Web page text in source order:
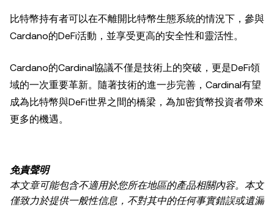
比特幣持有者可以在不離開比特幣生態系統的情況下，參與
Cardano的DeFi活動，並享受更高的安全性和靈活性。
Cardano的Cardinal協議不僅是技術上的突破，更是DeFi領
域的一次重要革新。隨著技術的進一步完善，Cardinal有望
成為比特幣與DeFi世界之間的橋梁，為加密貨幣投資者帶來
更多的機遇。
免責聲明
本文章可能包含不適用於您所在地區的產品相關內容。本文
僅致力於提供一般性信息，不對其中的任何事實錯誤或遺漏